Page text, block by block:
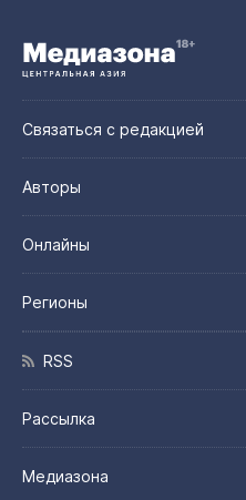
Связаться с редакцией
Авторы
Онлайны
Регионы
RSS
Рассылка
Медиазона